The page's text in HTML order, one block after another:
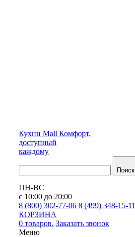
Кухни Mall Комфорт,
доступный
каждому
Поиск
ПН-ВС
с 10:00 до 20:00
8 (800) 302-77-06 8 (499) 348-15-11
КОРЗИНА
0 товаров. Заказать звонок
Меню